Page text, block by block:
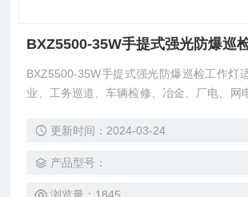
BXZ5500-35W手提式强光防爆巡
BXZ5500-35W手提式强光防爆巡检工作灯
业、工务巡道、车辆检修、冶金、厂电、网
明。 采用优化的结构设计和特制的进口防
正常工作。
更新时间：2024-03-24
产品型号：